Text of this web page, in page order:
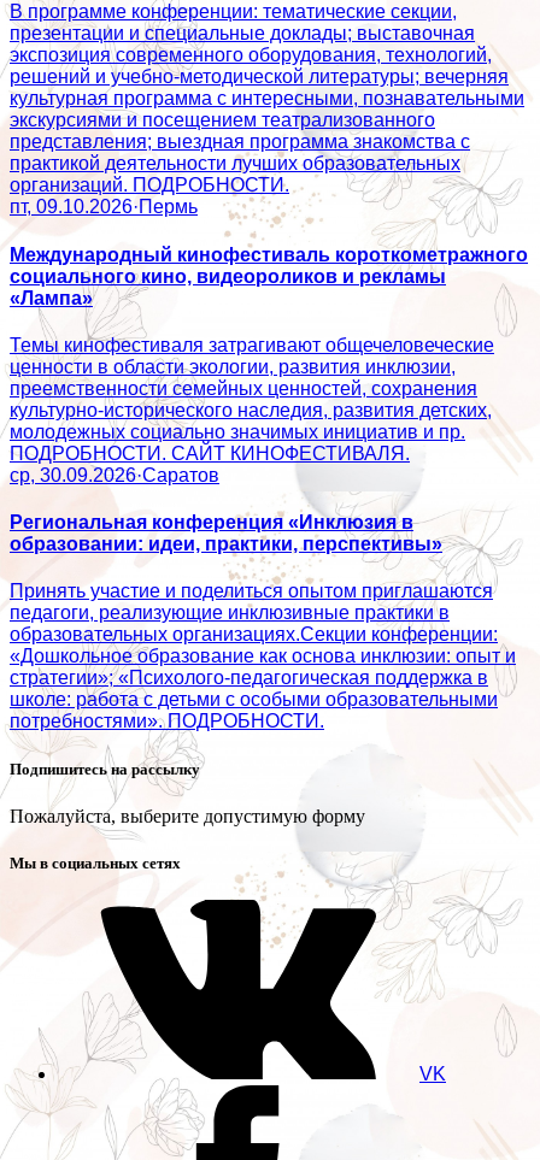
В программе конференции: тематические секции,
презентации и специальные доклады; выставочная
экспозиция современного оборудования, технологий,
решений и учебно-методической литературы; вечерняя
культурная программа с интересными, познавательными
экскурсиями и посещением театрализованного
представления; выездная программа знакомства с
практикой деятельности лучших образовательных
организаций. ПОДРОБНОСТИ.
пт, 09.10.2026·Пермь
Международный кинофестиваль короткометражного
социального кино, видеороликов и рекламы
«Лампа»
Темы кинофестиваля затрагивают общечеловеческие
ценности в области экологии, развития инклюзии,
преемственности семейных ценностей, сохранения
культурно-исторического наследия, развития детских,
молодежных социально значимых инициатив и пр.
ПОДРОБНОСТИ. САЙТ КИНОФЕСТИВАЛЯ.
ср, 30.09.2026·Саратов
Региональная конференция «Инклюзия в
образовании: идеи, практики, перспективы»
Принять участие и поделиться опытом приглашаются
педагоги, реализующие инклюзивные практики в
образовательных организациях.Секции конференции:
«Дошкольное образование как основа инклюзии: опыт и
стратегии»; «Психолого‑педагогическая поддержка в
школе: работа с детьми с особыми образовательными
потребностями». ПОДРОБНОСТИ.
Подпишитесь на рассылку
Пожалуйста, выберите допустимую форму
Мы в социальных сетях
VK